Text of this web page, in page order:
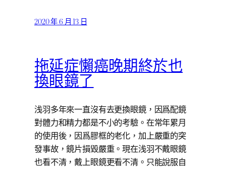
2020 年 6 月 13 日
拖延症懶癌晚期終於也
換眼鏡了
浅羽多年來一直沒有去更換眼鏡，因爲配鏡
對體力和精力都是不小的考驗。在常年累月
的使用後，因爲膠框的老化，加上嚴重的突
發事故，鏡片損毀嚴重。現在浅羽不戴眼鏡
也看不清，戴上眼鏡更看不清。只能說服自